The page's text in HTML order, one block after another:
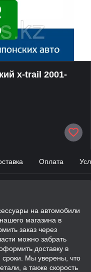
x-trail 2001-
Оплата
на автомобили
магазина в
заказ через
можно забрать
доставку в
сроки. Мы уверены, что
а также скорость